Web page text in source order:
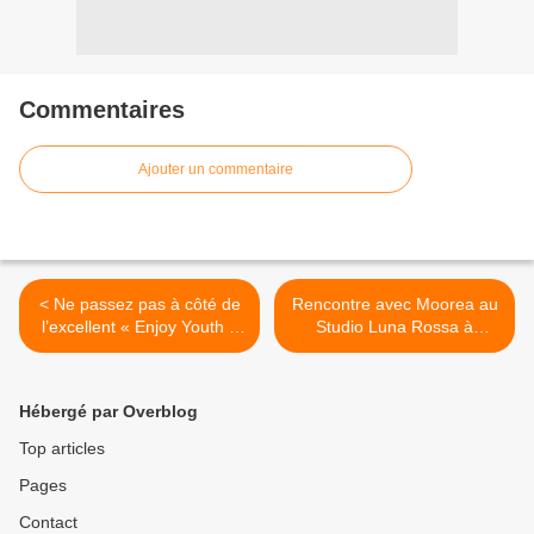
Commentaires
Ajouter un commentaire
< Ne passez pas à côté de
l’excellent « Enjoy Youth »
de Bright Light Bright Light !
Rencontre avec Moorea au
Studio Luna Rossa à
l’occasion de la sortie de
Hébergé par Overblog
Top articles
Pages
Contact